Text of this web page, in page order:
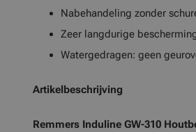
Nabehandeling zonder
Zeer langdurige
Watergedragen: geen
Artikelbeschrijving
Remmers Induline GW-310